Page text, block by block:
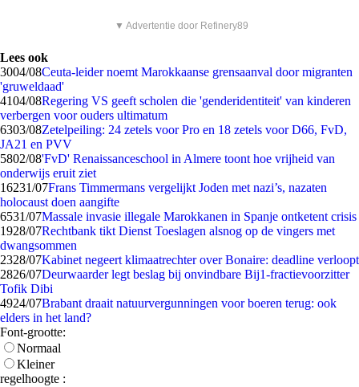
▼ Advertentie door Refinery89
Lees ook
3004/08Ceuta-leider noemt Marokkaanse grensaanval door migranten
'gruweldaad'
4104/08Regering VS geeft scholen die 'genderidentiteit' van kinderen
verbergen voor ouders ultimatum
6303/08Zetelpeiling: 24 zetels voor Pro en 18 zetels voor D66, FvD,
JA21 en PVV
5802/08'FvD' Renaissanceschool in Almere toont hoe vrijheid van
onderwijs eruit ziet
16231/07Frans Timmermans vergelijkt Joden met nazi’s, nazaten
holocaust doen aangifte
6531/07Massale invasie illegale Marokkanen in Spanje ontketent crisis
1928/07Rechtbank tikt Dienst Toeslagen alsnog op de vingers met
dwangsommen
2328/07Kabinet negeert klimaatrechter over Bonaire: deadline verloopt
2826/07Deurwaarder legt beslag bij onvindbare Bij1-fractievoorzitter
Tofik Dibi
4924/07Brabant draait natuurvergunningen voor boeren terug: ook
elders in het land?
Font-grootte:
Normaal
Kleiner
regelhoogte :